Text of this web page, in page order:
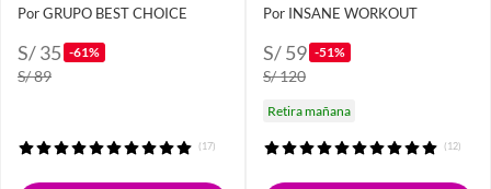
Por GRUPO BEST CHOICE
S/ 35 -61%
S/ 89
(17)
Por INSANE WORKOUT
S/ 59 -51%
S/ 120
Retira mañana
(12)